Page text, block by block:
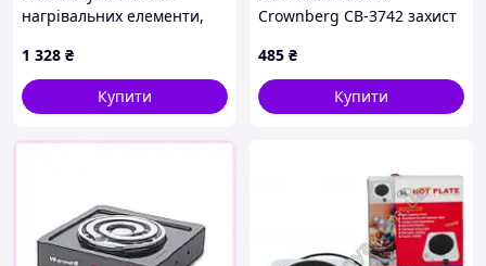
нагрівальних елементи,
1 328 ₴
Купити
Crownberg CB-3742 захист
485 ₴
Купити